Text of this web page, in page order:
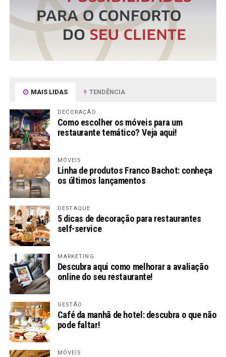
MAIS LIDAS TENDÊNCIA
DECORAÇÃO
Como escolher os móveis para um
restaurante temático? Veja aqui!
MÓVEIS
Linha de produtos Franco Bachot: conheça
os últimos lançamentos
DESTAQUE
5 dicas de decoração para restaurantes
self-service
MARKETING
Descubra aqui como melhorar a avaliação
online do seu restaurante!
GESTÃO
Café da manhã de hotel: descubra o que não
pode faltar!
MÓVEIS